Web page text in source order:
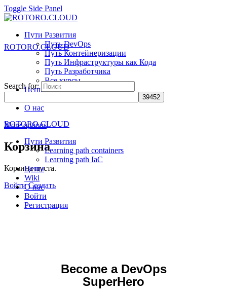
Toggle Side Panel
Пути Развития
Путь DevOps
Путь Контейнеризации
Путь Инфраструктуры как Кода
Путь Разработчика
Все курсы
Цены
О нас
More options
Корзина
Корзина пуста.
Войти Создать
ROTORO.CLOUD
Search for:
ROTORO.CLOUD
Пути Развития
Learning path containers
Learning path IaC
Цены
Wiki
О нас
Войти
Регистрация
Become a DevOps
SuperHero